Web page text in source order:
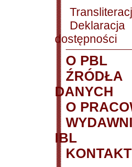
Deklaracja
dostępności
O PBL
ŹRÓDŁA
DANYCH
O
IBL
KONTAKT